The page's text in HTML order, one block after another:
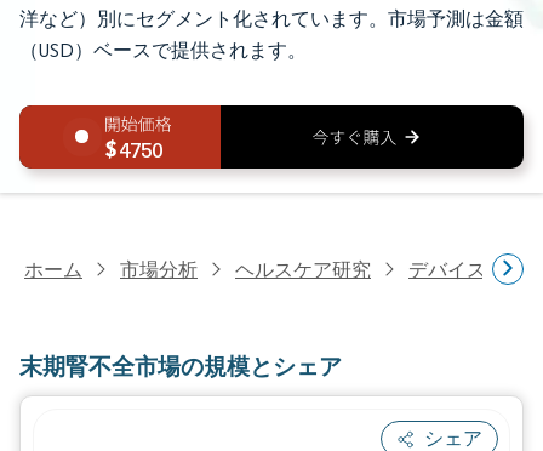
洋など）別にセグメント化されています。市場予測は金額
（USD）ベースで提供されます。
4750
ホーム 市場分析 ヘルスケア研究 デバイス・医
末期腎不全市場の規模とシェア
シェア